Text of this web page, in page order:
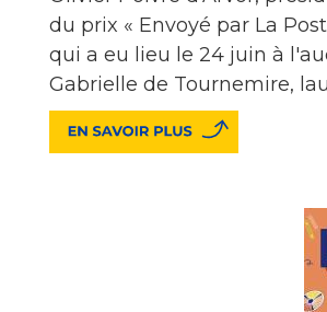
du prix « Envoyé par La
qui a eu lieu le 24 juin à
Gabrielle de Tournemire,